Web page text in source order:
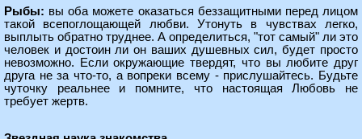
Рыбы: вы оба можете оказаться беззащитными перед лицом
такой всепоглощающей любви. Утонуть в чувствах легко,
выплыть обратно труднее. А определиться, "тот самый" ли это
человек и достоин ли он ваших душевных сил, будет просто
невозможно. Если окружающие твердят, что вы любите друг
друга не за что-то, а вопреки всему - прислушайтесь. Будьте
чуточку реальнее и помните, что настоящая Любовь не
требует жертв.